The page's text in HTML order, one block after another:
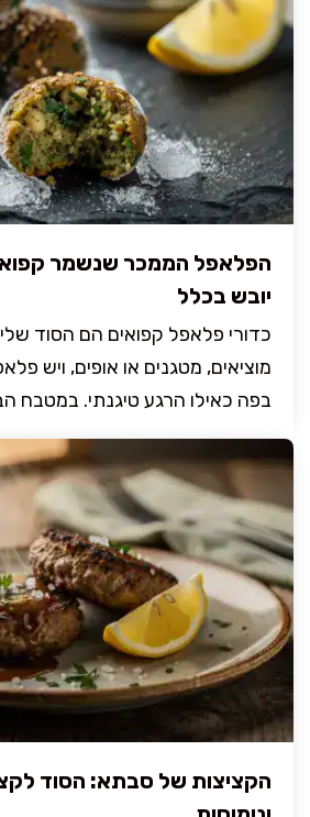
הפלאפל הממכר שנשמר קפוא
יובש בכלל
כדורי פלאפל קפואים הם הסוד
מוציאים, מטגנים או אופים, ויש
בפה כאילו הרגע טיגנתי. במטבח
הקציצות של סבתא: הסוד